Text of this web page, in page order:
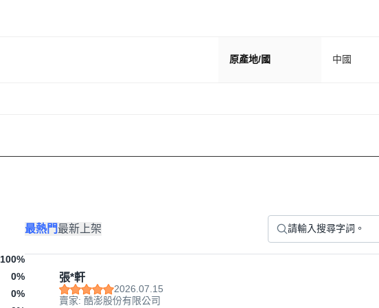
原產地/國 中國
100%
0%
0%
最熱門最新上架
張*軒
2026.07.15
賣家: 酷澎股份有限公司